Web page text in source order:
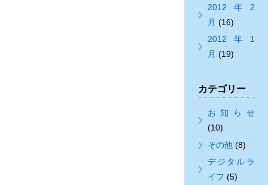
2012年2
月 (16)
2012年1
月 (19)
カテゴリー
お知らせ
(10)
その他(8)
デジタルラ
イフ (5)